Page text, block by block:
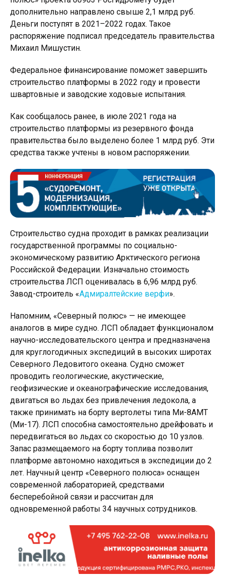
дополнительно направлено свыше 2,1 млрд руб.
Деньги поступят в 2021–2022 годах. Такое
распоряжение подписал председатель правительства
Михаил Мишустин.
Федеральное финансирование поможет завершить
строительство платформы в 2022 году и провести
швартовные и заводские ходовые испытания.
Как сообщалось ранее, в июле 2021 года на
строительство платформы из резервного фонда
правительства было выделено более 1 млрд руб. Эти
средства также учтены в новом распоряжении.
Строительство судна проходит в рамках реализации
государственной программы по социально-
экономическому развитию Арктического региона
Российской Федерации. Изначально стоимость
строительства ЛСП оценивалась в 6,96 млрд руб.
Завод-строитель «Адмиралтейские верфи».
Напомним, «Северный полюс» — не имеющее
аналогов в мире судно. ЛСП обладает функционалом
научно-исследовательского центра и предназначена
для круглогодичных экспедиций в высоких широтах
Северного Ледовитого океана. Судно сможет
проводить геологические, акустические,
геофизические и океанографические исследования,
двигаться во льдах без привлечения ледокола, а
также принимать на борту вертолеты типа Ми-8АМТ
(Ми-17). ЛСП способна самостоятельно дрейфовать и
передвигаться во льдах со скоростью до 10 узлов.
Запас размещаемого на борту топлива позволит
платформе автономно находиться в экспедиции до 2
лет. Научный центр «Северного полюса» оснащен
современной лабораторией, средствами
бесперебойной связи и рассчитан для
одновременной работы 34 научных сотрудников.